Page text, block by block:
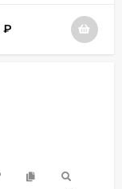
₽